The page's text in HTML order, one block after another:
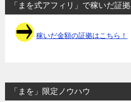
「まを式アフィリ」で稼いだ証拠
稼いだ金額の証拠はこちら！
「まを」限定ノウハウ